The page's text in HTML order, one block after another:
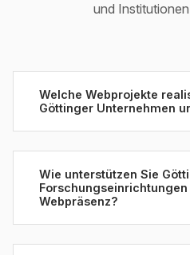
und
Welche Webprojekte
Göttinger Unternehmen
Wir entwickeln das
professioneller
modernen
und Industrieunternehmen
schlanken Webauftritten
Wie unterstützen Sie
Webpräsenz?
Für